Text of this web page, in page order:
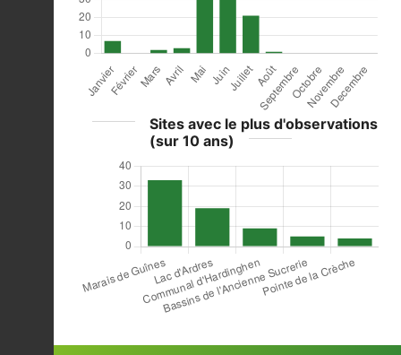
Sites avec le plus d'observations
(sur 10 ans)